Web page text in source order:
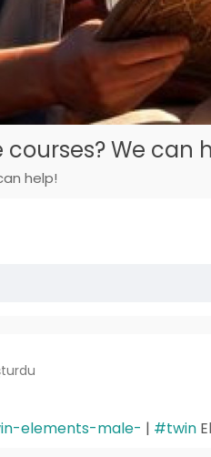
We can
help!
elements-male- | #twin